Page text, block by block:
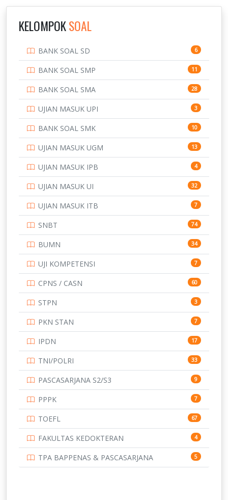
3
169
7
PTDI STTD 4
133
SMA 146
SMK 231
SMP 134
STIP 2
153
345
UNIVERSITAS AIRLANGGA 15
16
15
15
14
14
UNIVERSITAS CENDRAWASIH 14
15
219
11
159
KELOMPOKSOAL
BANK SOAL SD 6
BANK SOAL SMP 11
BANK SOAL SMA 28
UJIAN MASUK UPI 3
BANK SOAL SMK 10
UJIAN MASUK UGM 13
UJIAN MASUK IPB 4
UJIAN MASUK UI 32
UJIAN MASUK ITB 7
SNBT 74
BUMN 34
UJI KOMPETENSI 7
CPNS / CASN 60
STPN 3
PKN STAN 7
IPDN 17
TNI/POLRI 33
PASCASARJANA S2/S3 9
PPPK 7
TOEFL 67
FAKULTAS KEDOKTERAN 4
TPA BAPPENAS & PASCASARJANA 5